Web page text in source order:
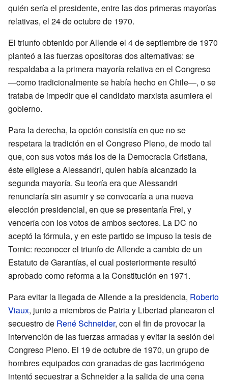
quién sería el presidente, entre las dos primeras mayorías
relativas, el 24 de octubre de 1970.
El triunfo obtenido por Allende el 4 de septiembre de 1970
planteó a las fuerzas opositoras dos alternativas: se
respaldaba a la primera mayoría relativa en el Congreso
—como tradicionalmente se había hecho en Chile—, o se
trataba de impedir que el candidato marxista asumiera el
gobierno.
Para la derecha, la opción consistía en que no se
respetara la tradición en el Congreso Pleno, de modo tal
que, con sus votos más los de la Democracia Cristiana,
éste eligiese a Alessandri, quien había alcanzado la
segunda mayoría. Su teoría era que Alessandri
renunciaría sin asumir y se convocaría a una nueva
elección presidencial, en que se presentaría Frei, y
vencería con los votos de ambos sectores. La DC no
aceptó la fórmula, y en este partido se impuso la tesis de
Tomic: reconocer el triunfo de Allende a cambio de un
Estatuto de Garantías, el cual posteriormente resultó
aprobado como reforma a la Constitución en 1971.
Para evitar la llegada de Allende a la presidencia, Roberto
Viaux, junto a miembros de Patria y Libertad planearon el
secuestro de René Schneider, con el fin de provocar la
intervención de las fuerzas armadas y evitar la sesión del
Congreso Pleno. El 19 de octubre de 1970, un grupo de
hombres equipados con granadas de gas lacrimógeno
intentó secuestrar a Schneider a la salida de una cena